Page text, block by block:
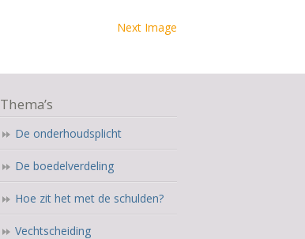
Next Image
Thema’s
De onderhoudsplicht
De boedelverdeling
Hoe zit het met de schulden?
Vechtscheiding